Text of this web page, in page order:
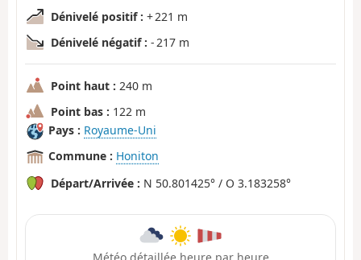
Dénivelé positif : + 221 m
Dénivelé négatif : - 217 m
Point haut : 240 m
Point bas : 122 m
Pays : Royaume-Uni
Commune : Honiton
Départ/Arrivée : N 50.801425° / O 3.183258°
Météo détaillée heure par heure